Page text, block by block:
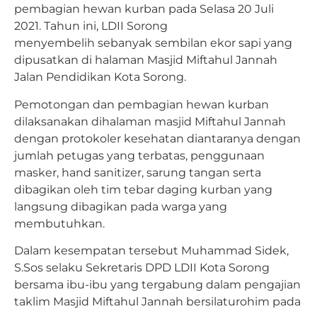
pembagian hewan kurban pada Selasa 20 Juli
2021. Tahun ini, LDII Sorong
menyembelih sebanyak sembilan ekor sapi yang
dipusatkan di halaman Masjid Miftahul Jannah
Jalan Pendidikan Kota Sorong.
Pemotongan dan pembagian hewan kurban
dilaksanakan dihalaman masjid Miftahul Jannah
dengan protokoler kesehatan diantaranya dengan
jumlah petugas yang terbatas, penggunaan
masker, hand sanitizer, sarung tangan serta
dibagikan oleh tim tebar daging kurban yang
langsung dibagikan pada warga yang
membutuhkan.
Dalam kesempatan tersebut Muhammad Sidek,
S.Sos selaku Sekretaris DPD LDII Kota Sorong
bersama ibu-ibu yang tergabung dalam pengajian
taklim Masjid Miftahul Jannah bersilaturohim pada